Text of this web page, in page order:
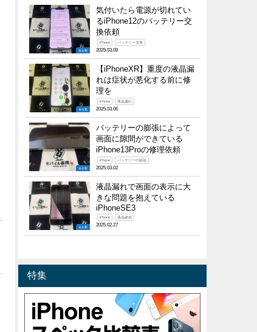
未分類
気付いたら電源が切れてい
るiPhone12のバッテリー交
換依頼
iPhone バッテリー交換
2025.03.09
未分類
【iPhoneXR】重度の液晶漏
れは症状が悪化する前に修
理を
iPhone 液晶漏れ
2025.03.06
未分類
バッテリーの膨張によって
画面に隙間ができている
iPhone13Proの修理依頼
iPhone バッテリーの膨張
2025.03.02
未分類
液晶漏れで画面の表示に大
きな問題を抱えている
iPhoneSE3
iPhone 液晶破損
2025.02.27
特集